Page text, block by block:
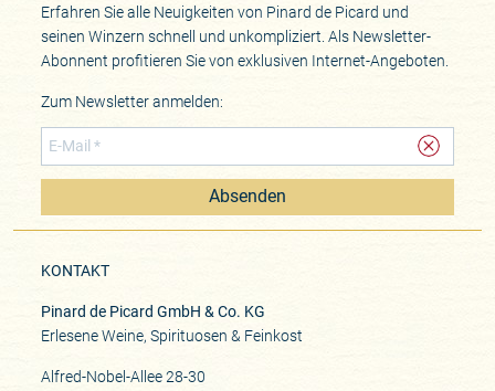
Erfahren Sie alle Neuigkeiten von Pinard de Picard und
seinen Winzern schnell und unkompliziert. Als Newsletter-
Abonnent profitieren Sie von exklusiven Internet-Angeboten.
Zum Newsletter anmelden:
Absenden
KONTAKT
Pinard de Picard GmbH & Co. KG
Erlesene Weine, Spirituosen & Feinkost
Alfred-Nobel-Allee 28-30